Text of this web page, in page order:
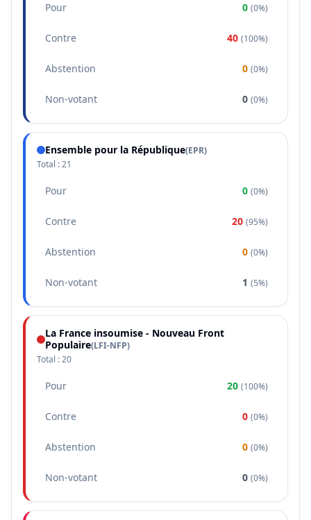
Pour 0 (0%)
Contre 40 (100%)
Abstention 0 (0%)
Non-votant 0 (0%)
Ensemble pour la République(EPR)
Total :21
Pour 0 (0%)
Contre 20 (95%)
Abstention 0 (0%)
Non-votant 1 (5%)
La France insoumise - Nouveau Front
Populaire(LFI-NFP)
Total :20
Pour 20 (100%)
Contre 0 (0%)
Abstention 0 (0%)
Non-votant 0 (0%)